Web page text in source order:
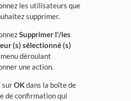
les utilisateurs que
supprimer.
Supprimer l'/les
(s) sélectionné (s)
déroulant
une action.
surOKdans la boîte de
de confirmation qui